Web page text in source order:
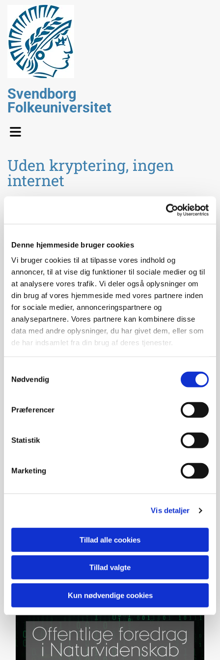
Denne hjemmeside bruger cookies
Vi bruger cookies til at tilpasse vores indhold og
annoncer, til at vise dig funktioner til sociale medier og til
at analysere vores trafik. Vi deler også oplysninger om
din brug af vores hjemmeside med vores partnere inden
for sociale medier, annonceringspartnere og
analysepartnere. Vores partnere kan kombinere disse
data med andre oplysninger, du har givet dem, eller som
de har indsamlet fra din brug af deres tjenester.
Nødvendig
Præferencer
Statistik
Marketing
Vis detaljer
Tillad alle cookies
Tillad valgte
Kun nødvendige cookies
Svendborg
Folkeuniversitet
Uden kryptering, ingen
internet
Professor i datalogi , Institut
for Datalogi, Aarhus Universitet, ogJesper Buus
Universitet.
Tirsdag d. 14. november 18.45-21.00
Sted:SEF, Fåborgvej 44, 5700 Svendborg(Auditoriet).
Livestream fra Aarhus Universitet
Deltagelse er gratis, man møder bare op.
kommunikere fortroligt og færdes sikkert på
hvad udviklingen af blockchain giver os af muligheder i
fremtiden – fx ved indgåelse og håndhævelse af
Læs mere om foredragsholderne og foredraget